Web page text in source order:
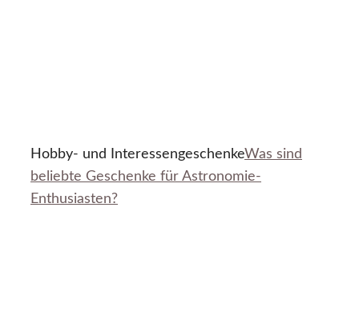
Hobby- und InteressengeschenkeWas sind
beliebte Geschenke für Astronomie-
Enthusiasten?